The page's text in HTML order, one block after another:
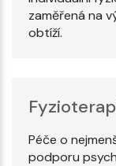
zaměřená na
obtíží.
Péče o
podporu